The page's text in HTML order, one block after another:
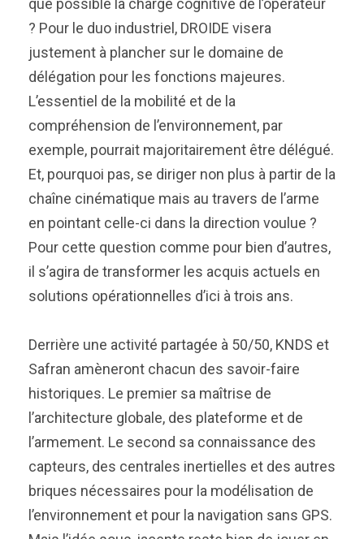
que possible la charge cognitive de l’opérateur
? Pour le duo industriel, DROIDE visera
justement à plancher sur le domaine de
délégation pour les fonctions majeures.
L’essentiel de la mobilité et de la
compréhension de l’environnement, par
exemple, pourrait majoritairement être délégué.
Et, pourquoi pas, se diriger non plus à partir de la
chaîne cinématique mais au travers de l’arme
en pointant celle-ci dans la direction voulue ?
Pour cette question comme pour bien d’autres,
il s’agira de transformer les acquis actuels en
solutions opérationnelles d’ici à trois ans.
Derrière une activité partagée à 50/50, KNDS et
Safran amèneront chacun des savoir-faire
historiques. Le premier sa maîtrise de
l’architecture globale, des plateforme et de
l’armement. Le second sa connaissance des
capteurs, des centrales inertielles et des autres
briques nécessaires pour la modélisation de
l’environnement et pour la navigation sans GPS.